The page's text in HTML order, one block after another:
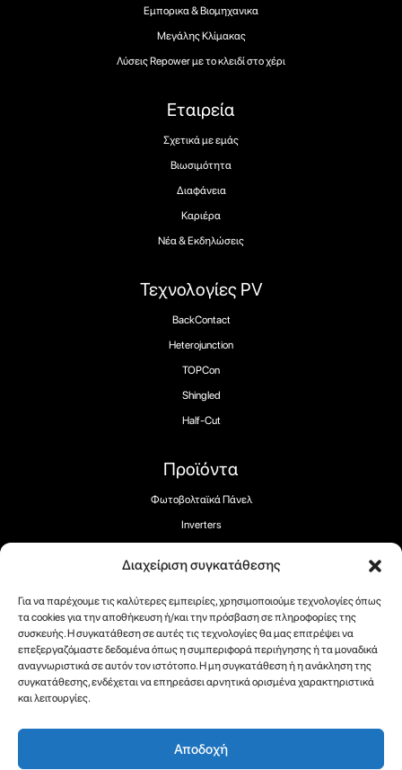
Διαχείριση συγκατάθεσης
Για να παρέχουμε τις καλύτερες εμπειρίες, χρησιμοποιούμε τεχνολογίες όπως
τα cookies για την αποθήκευση ή/και την πρόσβαση σε πληροφορίες της
συσκευής. Η συγκατάθεση σε αυτές τις τεχνολογίες θα μας επιτρέψει να
επεξεργαζόμαστε δεδομένα όπως η συμπεριφορά περιήγησης ή τα μοναδικά
αναγνωριστικά σε αυτόν τον ιστότοπο. Η μη συγκατάθεση ή η ανάκληση της
συγκατάθεσης, ενδέχεται να επηρεάσει αρνητικά ορισμένα χαρακτηριστικά
και λειτουργίες.
Αποδοχή
Προϊόντα
Φωτοβολταϊκά Πάνελ
Inverters
Φορτιστές EV
Τεχνολογίες PV
BackContact
Heterojunction
TOPCon
Shingled
Half-Cut
Εταιρεία
Σχετικά με εμάς
Βιωσιμότητα
Διαφάνεια
Καριέρα
Νέα & Εκδηλώσεις
Εμπορικα & Βιομηχανικα
Μεγάλης Κλίμακας
Λύσεις Repower με το κλειδί στο χέρι
Ακολουθήστε μας: